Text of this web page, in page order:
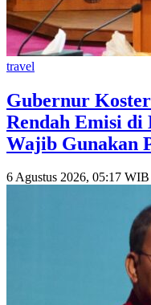
travel
Gubernur
Rendah Emisi
Wajib Gunakan
6 Agustus 2026, 05:17 WIB